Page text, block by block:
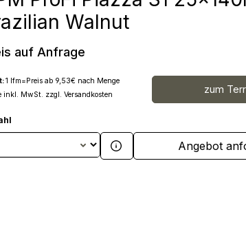
Walnut
auf Anfrage
1 lfm=Preis ab 9,53€ nach Menge
inkl. MwSt. zzgl. Versandkosten
zum
Anzahl: Gib denAngebot